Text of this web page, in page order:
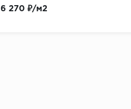
6 270 ₽/м2